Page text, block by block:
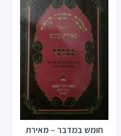
חומש במדבר – מאירת